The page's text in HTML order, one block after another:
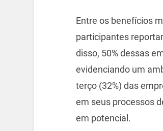
Entre os benefícios
participantes
disso, 50% dessas
evidenciando um
terço (32%) das
em seus processos
em potencial.